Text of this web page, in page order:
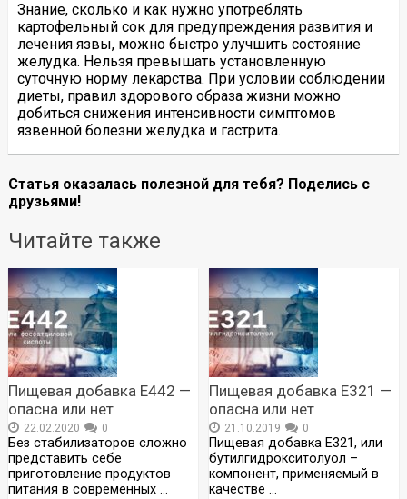
Знание, сколько и как нужно употреблять
картофельный сок для предупреждения развития и
лечения язвы, можно быстро улучшить состояние
желудка. Нельзя превышать установленную
суточную норму лекарства. При условии соблюдении
диеты, правил здорового образа жизни можно
добиться снижения интенсивности симптомов
язвенной болезни желудка и гастрита.
Статья оказалась полезной для тебя? Поделись с
друзьями!
Читайте также
Пищевая добавка Е442 —
опасна или нет
22.02.2020 0
Без стабилизаторов сложно
представить себе
приготовление продуктов
питания в современных …
Пищевая добавка Е321 —
опасна или нет
21.10.2019 0
Пищевая добавка Е321, или
бутилгидрокситолуол –
компонент, применяемый в
качестве …